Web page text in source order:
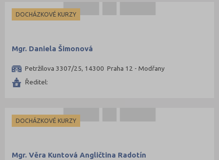
DOCHÁZKOVÉ KURZY
Mgr. Daniela Šimonová
Petržílova 3307/25, 14300 Praha 12 - Modřany
Ředitel:
DOCHÁZKOVÉ KURZY
Mgr. Věra Kuntová Angličtina Radotín